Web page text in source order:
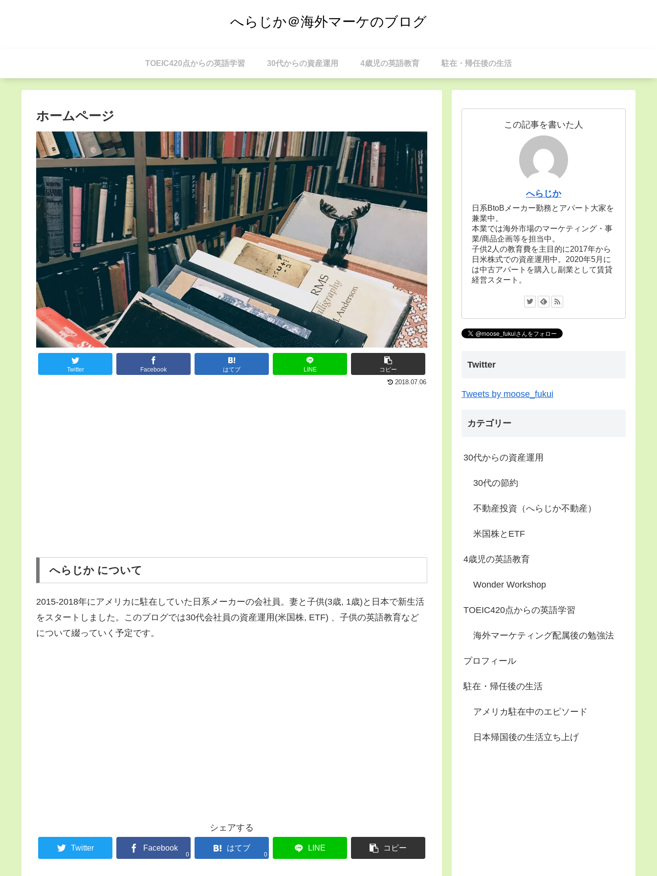
へらじか＠海外マーケのブログ
TOEIC420点からの英語学習 30代からの資産運用 4歳児の英語教育 駐在・帰任後の生活
ホームページ
Twitter Facebook はてブ LINE
コピー
2018.07.06
へらじか について
2015-2018年にアメリカに駐在していた日系メーカーの会社員。妻と子供(3歳, 1歳)と日本で新生活
をスタートしました。このブログでは30代会社員の資産運用(米国株, ETF) 、子供の英語教育など
について綴っていく予定です。
シェアする
Twitter Facebook
0
はてブ
0
LINE コピー
この記事を書いた人
へらじか
日系BtoBメーカー勤務とアパート大家を
兼業中。
本業では海外市場のマーケティング・事
業/商品企画等を担当中。
子供2人の教育費を主目的に2017年から
日米株式での資産運用中。2020年5月に
は中古アパートを購入し副業として賃貸
経営スタート。
Twitter
Tweets by moose_fukui
カテゴリー
30代からの資産運用
30代の節約
不動産投資（へらじか不動産）
米国株とETF
4歳児の英語教育
Wonder Workshop
TOEIC420点からの英語学習
海外マーケティング配属後の勉強法
プロフィール
駐在・帰任後の生活
アメリカ駐在中のエピソード
日本帰国後の生活立ち上げ